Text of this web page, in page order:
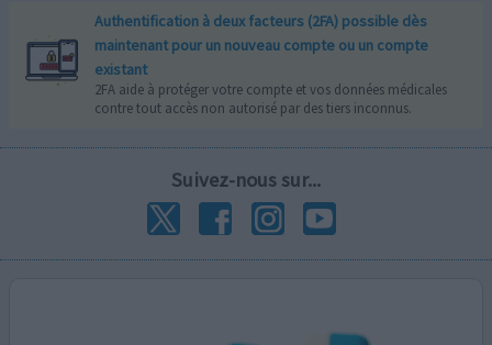
Authentification à deux facteurs (2FA) possible dès
maintenant pour un nouveau compte ou un compte
existant
2FA aide à protéger votre compte et vos données médicales
contre tout accès non autorisé par des tiers inconnus.
Suivez-nous sur...